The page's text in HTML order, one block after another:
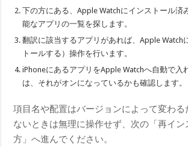
下の方にある、Apple Watchにインストール済
能なアプリの一覧を探します。
翻訳に該当するアプリがあれば、Apple Watch
トールする）操作を行います。
iPhoneにあるアプリをApple Watchへ自動で入
は、それがオンになっているかも確認します。
項目名や配置はバージョンによって変わる
ないときは無理に操作せず、次の「再イン
方」へ進んでください。